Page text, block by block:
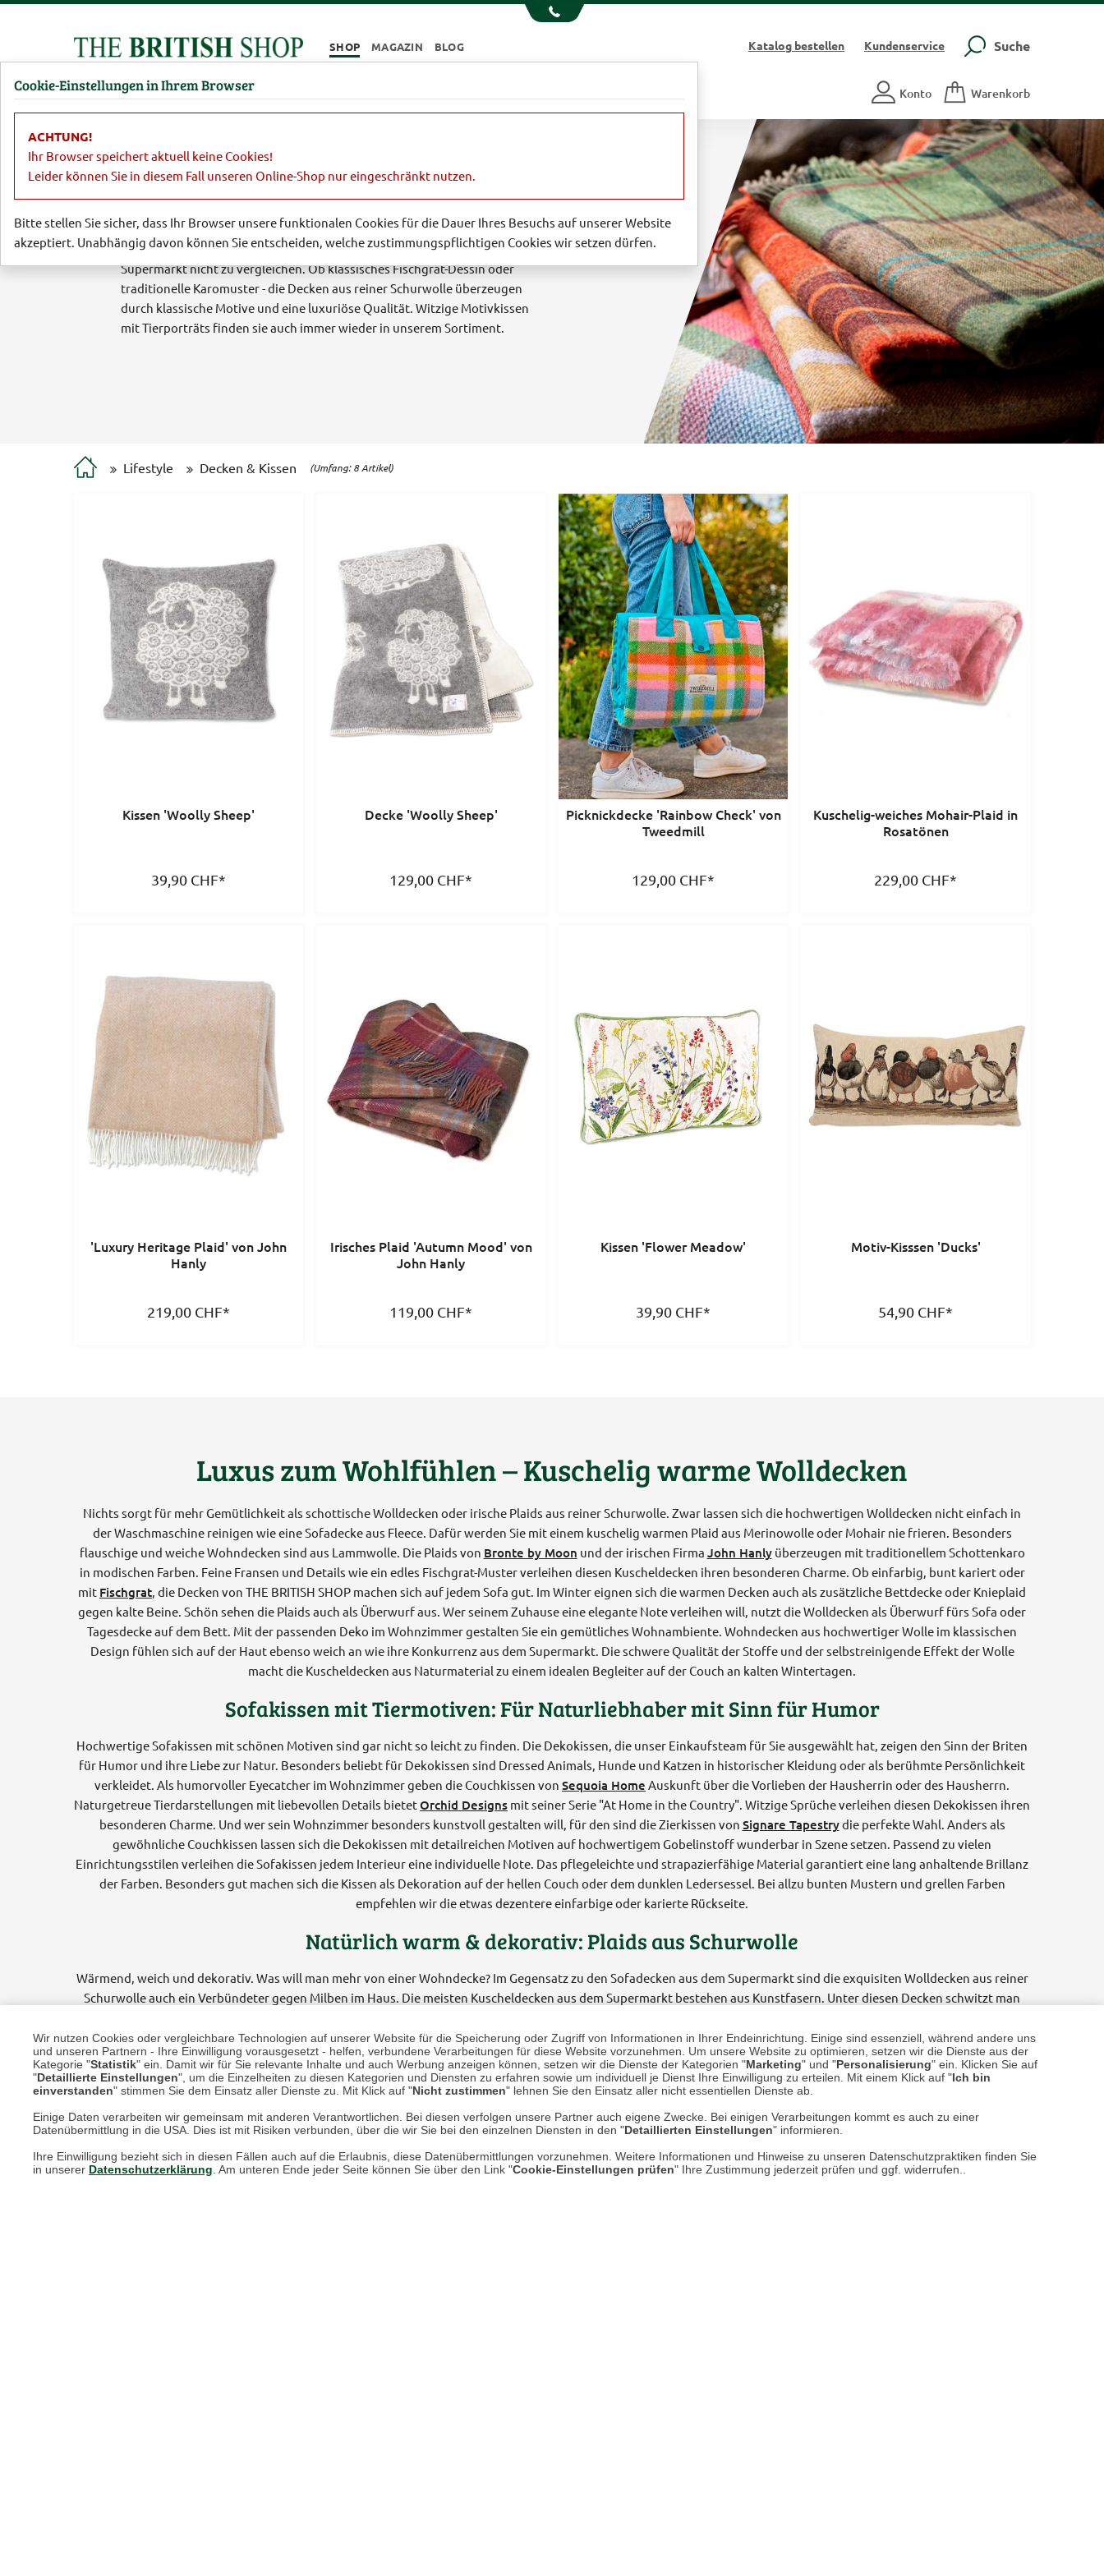
Wir nutzen Cookies oder vergleichbare Technologien auf unserer Website für die Speicherung oder Zugriff von Informationen in Ihrer Endeinrichtung. Einige sind essenziell, während andere uns
und unseren Partnern - Ihre Einwilligung vorausgesetzt - helfen, verbundene Verarbeitungen für diese Website vorzunehmen. Um unsere Website zu optimieren, setzen wir die Dienste aus der
Kategorie "Statistik" ein. Damit wir für Sie relevante Inhalte und auch Werbung anzeigen können, setzen wir die Dienste der Kategorien "Marketing" und "Personalisierung" ein. Klicken Sie auf
"Detaillierte Einstellungen", um die Einzelheiten zu diesen Kategorien und Diensten zu erfahren sowie um individuell je Dienst Ihre Einwilligung zu erteilen. Mit einem Klick auf "Ich bin
einverstanden" stimmen Sie dem Einsatz aller Dienste zu. Mit Klick auf "Nicht zustimmen" lehnen Sie den Einsatz aller nicht essentiellen Dienste ab.
Einige Daten verarbeiten wir gemeinsam mit anderen Verantwortlichen. Bei diesen verfolgen unsere Partner auch eigene Zwecke. Bei einigen Verarbeitungen kommt es auch zu einer
Datenübermittlung in die USA. Dies ist mit Risiken verbunden, über die wir Sie bei den einzelnen Diensten in den "Detaillierten Einstellungen" informieren.
Ihre Einwilligung bezieht sich in diesen Fällen auch auf die Erlaubnis, diese Datenübermittlungen vorzunehmen. Weitere Informationen und Hinweise zu unseren Datenschutzpraktiken finden Sie
in unserer Datenschutzerklärung. Am unteren Ende jeder Seite können Sie über den Link "Cookie-Einstellungen prüfen" Ihre Zustimmung jederzeit prüfen und ggf. widerrufen..
SHOP MAGAZIN BLOG Katalogbestellen Kundenservice Suche
Damen Herren Barbour Parfümerie Konto Warenkorb
Plaids und lustige Motivkissen
Klassische Plaids (engl. Wolldecken) sind mit Kuscheldecken aus dem
Supermarkt nicht zu vergleichen. Ob klassisches Fischgrat-Dessin oder
traditionelle Karomuster - die Decken aus reiner Schurwolle überzeugen
durch klassische Motive und eine luxuriöse Qualität. Witzige Motivkissen
mit Tierporträts finden sie auch immer wieder in unserem Sortiment.
Lifestyle Decken & Kissen (Umfang: 8 Artikel)
Kissen 'Woolly Sheep'
39,90 CHF*
Decke 'Woolly Sheep'
129,00 CHF*
Picknickdecke 'Rainbow Check' von
Tweedmill
129,00 CHF*
Kuschelig-weiches Mohair-Plaid in
Rosatönen
229,00 CHF*
'Luxury Heritage Plaid' von John
Hanly
219,00 CHF*
Irisches Plaid 'Autumn Mood' von
John Hanly
119,00 CHF*
Kissen 'Flower Meadow'
39,90 CHF*
Motiv-Kisssen 'Ducks'
54,90 CHF*
Luxus zum Wohlfühlen – Kuschelig warme Wolldecken
Nichts sorgt für mehr Gemütlichkeit als schottische Wolldecken oder irische Plaids aus reiner Schurwolle. Zwar lassen sich die hochwertigen Wolldecken nicht einfach in
der Waschmaschine reinigen wie eine Sofadecke aus Fleece. Dafür werden Sie mit einem kuschelig warmen Plaid aus Merinowolle oder Mohair nie frieren. Besonders
flauschige und weiche Wohndecken sind aus Lammwolle. Die Plaids von Bronte by Moon und der irischen Firma John Hanlyüberzeugen mit traditionellem Schottenkaro
in modischen Farben. Feine Fransen und Details wie ein edles Fischgrat-Muster verleihen diesen Kuscheldecken ihren besonderen Charme. Ob einfarbig, bunt kariert oder
mit Fischgrat, die Decken von THE BRITISH SHOP machen sich auf jedem Sofa gut. Im Winter eignen sich die warmen Decken auch als zusätzliche Bettdecke oder Knieplaid
gegen kalte Beine. Schön sehen die Plaids auch als Überwurf aus. Wer seinem Zuhause eine elegante Note verleihen will, nutzt die Wolldecken als Überwurf fürs Sofa oder
Tagesdecke auf dem Bett. Mit der passenden Deko im Wohnzimmer gestalten Sie ein gemütliches Wohnambiente. Wohndecken aus hochwertiger Wolle im klassischen
Design fühlen sich auf der Haut ebenso weich an wie ihre Konkurrenz aus dem Supermarkt. Die schwere Qualität der Stoffe und der selbstreinigende Effekt der Wolle
macht die Kuscheldecken aus Naturmaterial zu einem idealen Begleiter auf der Couch an kalten Wintertagen.
Sofakissen mit Tiermotiven: Für Naturliebhaber mit Sinn für Humor
Hochwertige Sofakissen mit schönen Motiven sind gar nicht so leicht zu finden. Die Dekokissen, die unser Einkaufsteam für Sie ausgewählt hat, zeigen den Sinn der Briten
für Humor und ihre Liebe zur Natur. Besonders beliebt für Dekokissen sind Dressed Animals, Hunde und Katzen in historischer Kleidung oder als berühmte Persönlichkeit
verkleidet. Als humorvoller Eyecatcher im Wohnzimmer geben die Couchkissen von Sequoia Home Auskunft über die Vorlieben der Hausherrin oder des Hausherrn.
Naturgetreue Tierdarstellungen mit liebevollen Details bietetOrchid Designs mit seiner Serie "At Home in the Country". Witzige Sprüche verleihen diesen Dekokissen ihren
besonderen Charme. Und wer sein Wohnzimmer besonders kunstvoll gestalten will, für den sind die Zierkissen von Signare Tapestrydie perfekte Wahl. Anders als
gewöhnliche Couchkissen lassen sich die Dekokissen mit detailreichen Motiven auf hochwertigem Gobelinstoff wunderbar in Szene setzen. Passend zu vielen
Einrichtungsstilen verleihen die Sofakissen jedem Interieur eine individuelle Note. Das pflegeleichte und strapazierfähige Material garantiert eine lang anhaltende Brillanz
der Farben. Besonders gut machen sich die Kissen als Dekoration auf der hellen Couch oder dem dunklen Ledersessel. Bei allzu bunten Mustern und grellen Farben
empfehlen wir die etwas dezentere einfarbige oder karierte Rückseite.
Natürlich warm & dekorativ: Plaids aus Schurwolle
Wärmend, weich und dekorativ. Was will man mehr von einer Wohndecke? Im Gegensatz zu den Sofadecken aus dem Supermarkt sind die exquisiten Wolldecken aus reiner
Schurwolle auch ein Verbündeter gegen Milben im Haus. Die meisten Kuscheldecken aus dem Supermarkt bestehen aus Kunstfasern. Unter diesen Decken schwitzt man
Feuchtigkeit auf und speichern diese im Inneren der Wollhaare, wo die Milbe nicht herankommt. Hinzu treten die Vorteile echter Wolle: die selbstreinigende und
geruchsneutralisierende Wirkung. Ihre nächste Wohndecke sollte deshalb ein Plaid von THE BRITISH SHOP sein.
Cookie-Einstellungen in Ihrem Browser
ACHTUNG!
Ihr Browser speichert aktuell keine Cookies!
Leider können Sie in diesem Fall unseren Online-Shop nur eingeschränkt nutzen.
Bitte stellen Sie sicher, dass Ihr Browser unsere funktionalen Cookies für die Dauer Ihres Besuchs auf unserer Website
akzeptiert. Unabhängig davon können Sie entscheiden, welche zustimmungspflichtigen Cookies wir setzen dürfen.